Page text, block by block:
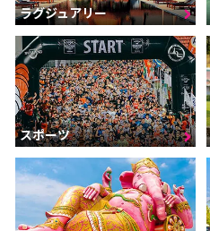
ラグジュアリー
スポーツ